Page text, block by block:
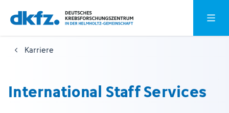
Zum
Hauptinhalt
springen
Zur
Fußzeile
springen
Karriere
International Staff Services